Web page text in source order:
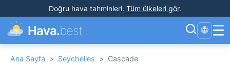
Doğru hava tahminleri. Tüm ülkeleri gör.
Hava.best 🌐 ☰
Ana Sayfa > Seychelles > Cascade